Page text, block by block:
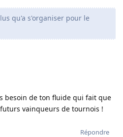
qu'a s'organiser pour le
besoin de ton fluide qui fait que
vainqueurs de tournois !
Répondre